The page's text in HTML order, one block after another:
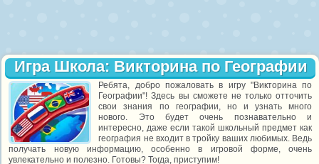
Игра Школа: Викторина по Географии
Ребята, добро пожаловать в игру "Викторина по
Географии"! Здесь вы сможете не только отточить
свои знания по географии, но и узнать много
нового. Это будет очень познавательно и
интересно, даже если такой школьный предмет как
география не входит в тройку ваших любимых. Ведь
получать новую информацию, особенно в игровой форме, очень
увлекательно и полезно. Готовы? Тогда, приступим!